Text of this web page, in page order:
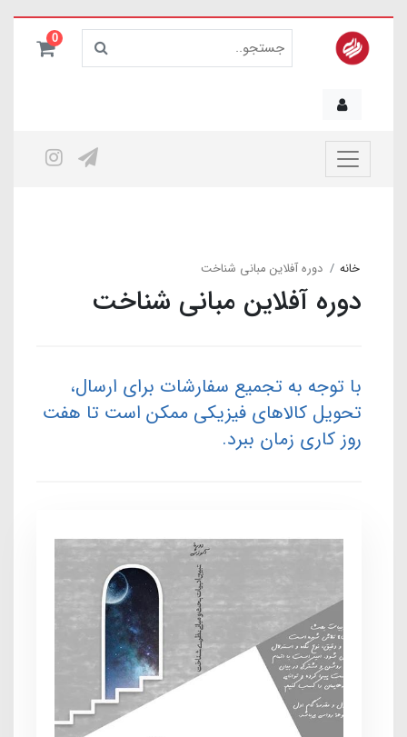
0
خانه دوره آفلاین مبانی شناخت
دوره آفلاین مبانی شناخت
با توجه به تجمیع سفارشات برای ارسال،
تحویل کالاهای فیزیکی ممکن است تا هفت
روز کاری زمان ببرد.